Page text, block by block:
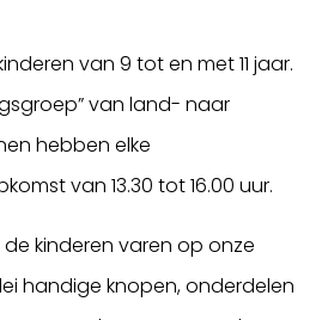
van 9 tot en met 11 jaar.
van land- naar
hebben elke
van 13.30 tot 16.00 uur.
de kinderen varen op onze
handige knopen, onderdelen